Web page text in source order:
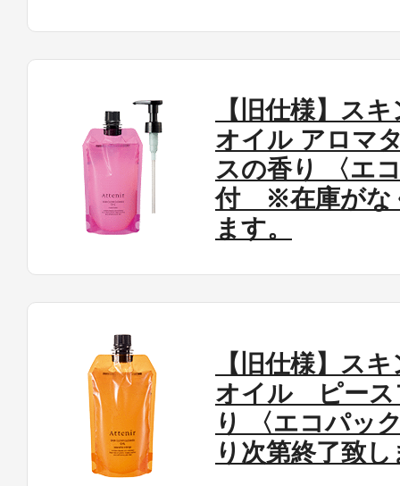
【旧仕様】ス
オイル アロマ
スの香り 〈エ
付 ※在庫がな
ます。
【旧仕様】ス
オイル ピース
り 〈エコパッ
り次第終了致